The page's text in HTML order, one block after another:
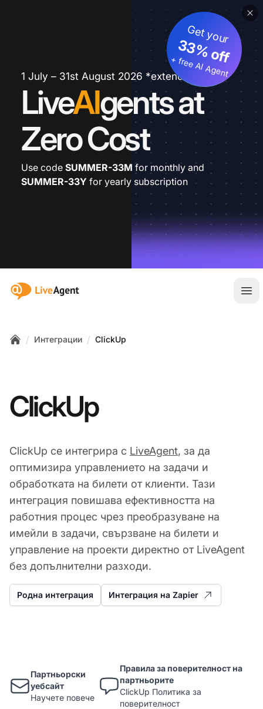
1 July – 31st August 2026 *extended
LiveAIgents at
Zero Cost
Get your
33% off
+ free AI Agent
Use code SUMMER-33M for monthly and
SUMMER-33Y for yearly subscription
:site.title
/ Интеграции / ClickUp
ClickUp
ClickUp се интегрира с LiveAgent, за да
оптимизира управлението на задачи и
обработката на билети от клиенти. Тази
интеграция повишава ефективността на
работния процес чрез преобразуване на
имейли в задачи, свързване на билети и
управление на проекти директно от LiveAgent
без допълнителни разходи.
Родна интеграция Интеграция на Zapier
Партньорски
уебсайт
Научете повече
Правила за поверителност на
партньорите
ClickUp Политика за
поверителност